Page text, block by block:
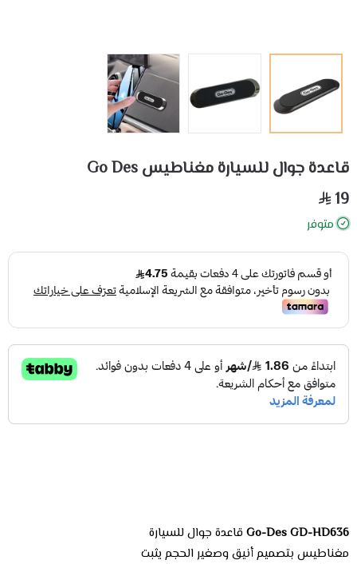
قاعدة جوال للسيارة مغناطيس Go Des
19
متوفر
Go-Des GD-HD636 قاعدة جوال للسيارة
مغناطيس بتصميم أنيق وصغير الحجم يثبت